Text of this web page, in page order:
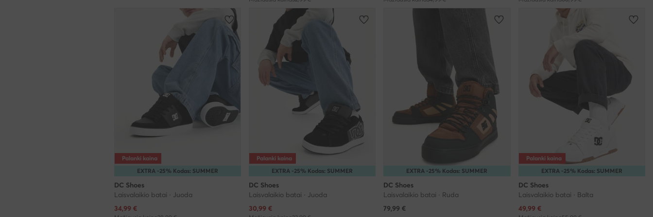
EXTRA -25% Kodas: SUMMER
Palanki kaina
DC Shoes
Laisvalaikio batai · Juoda
Dabartinė kaina
34,99 €
EXTRA -25% Kodas: SUMMER
Palanki kaina
DC Shoes
Laisvalaikio batai · Juoda
Dabartinė kaina
30,99 €
EXTRA -25% Kodas: SUMMER
DC Shoes
Laisvalaikio batai · Ruda
79,99 €
EXTRA -25% Kodas: SUMMER
Palanki kaina
DC Shoes
Laisvalaikio batai · Balta
Dabartinė kaina
49,99 €